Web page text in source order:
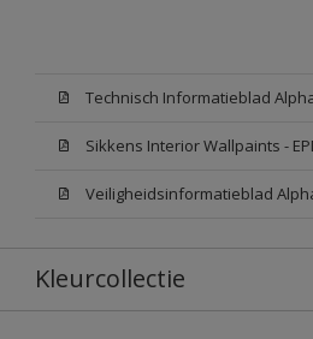
Technisch Informatieblad
Kleurcollectie